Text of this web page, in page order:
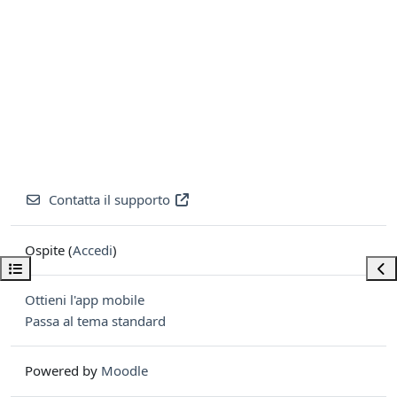
Apri indice del corso
Contatta il supporto
Ospite (Accedi)
Ottieni l'app mobile
Passa al tema standard
Powered by Moodle